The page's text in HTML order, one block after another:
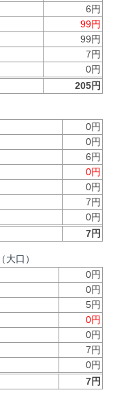
6円
99円
99円
7円
0円
205円
0円
0円
6円
0円
0円
7円
0円
7円
（大口）
0円
0円
5円
0円
0円
7円
0円
7円